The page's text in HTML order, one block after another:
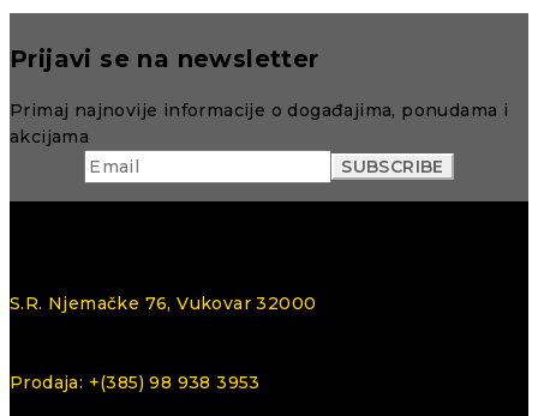
Prijavi se na newsletter
Primaj najnovije informacije o događajima, ponudama i
akcijama
S.R. Njemačke 76, Vukovar 32000
Prodaja: +(385) 98 938 3953